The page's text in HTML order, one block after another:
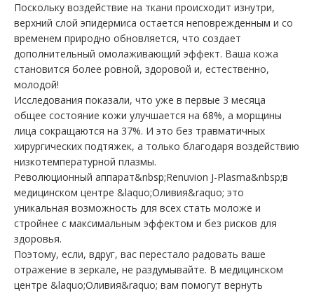
Поскольку воздействие на ткани происходит изнутри,
верхний слой эпидермиса остается неповрежденным и со
временем природно обновляется, что создает
дополнительный омолаживающий эффект. Ваша кожа
становится более ровной, здоровой и, естественно,
молодой!
Исследования показали, что уже в первые 3 месяца
общее состояние кожи улучшается на 68%, а морщины
лица сокращаются на 37%. И это без травматичных
хирургических подтяжек, а только благодаря воздействию
низкотемпературной плазмы.
Революционный аппарат&nbsp;Renuvion J-Plasma&nbsp;в
медицинском центре &laquo;Оливия&raquo; это
уникальная возможность для всех стать моложе и
стройнее с максимальным эффектом и без рисков для
здоровья.
Поэтому, если, вдруг, вас перестало радовать ваше
отражение в зеркале, не раздумывайте. В медицинском
центре &laquo;Оливия&raquo; вам помогут вернуть